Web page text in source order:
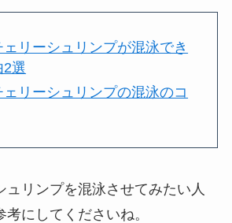
リーシュリンプが混泳でき
2選
リーシュリンプの混泳のコ
ュリンプを混泳させてみたい人
にしてくださいね。